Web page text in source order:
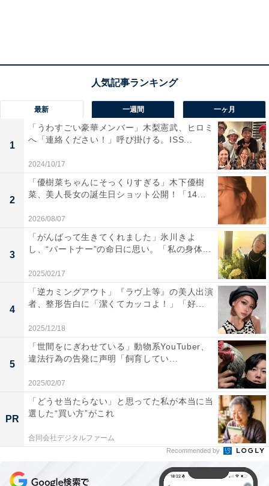
最新 一週間 一ヶ月
1
「うわすごい豪華メンバー」木梨憲武、ヒロミ
へ「連絡ください！」呼び掛ける。ISS...
2024/10/17
2
「優樹菜ちゃんにそっくりすぎる」木下優樹
菜、美人長女の誕生日ショット公開！「14...
2026/08/07
3
「がんばって生きてくれました」氷川きよ
し、“パートナー”の命日に思い。「私の身体...
2025/02/17
4
「逆カミングアウト」『ラヴ上等』の美人出演
者、整形告白に「潔くてカッコよ！」「好...
2025/12/18
5
「世間をにぎわせている」動物系YouTuber、
違法行為の告発に声明「飼育してい...
2025/02/07
PR
「どうせ当たらない」と思ってた私が本当に当
選した“買い方”がこれ
合同会社デジタルファーム
Recommended by